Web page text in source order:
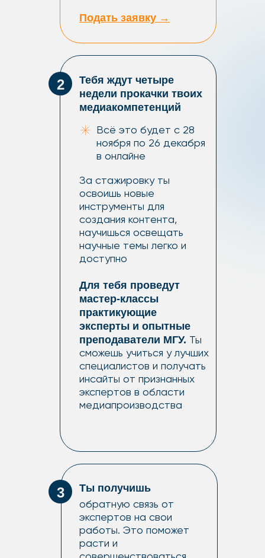
Ты получишь
3
обратную связь от
экспертов на свои
работы. Это поможет
расти и
Всё это будет с 28
ноября по 26 декабря
в онлайне
Тебя ждут четыре
недели прокачки твоих
медиакомпетенций
2
За стажировку ты
освоишь новые
инструменты для
создания контента,
научишься освещать
научные темы легко и
доступно
Для тебя проведут
мастер-классы
практикующие
эксперты и опытные
преподаватели МГУ. Ты
сможешь учиться у лучших
специалистов и получать
инсайты от признанных
экспертов в области
медиапроизводства
Подать заявку →